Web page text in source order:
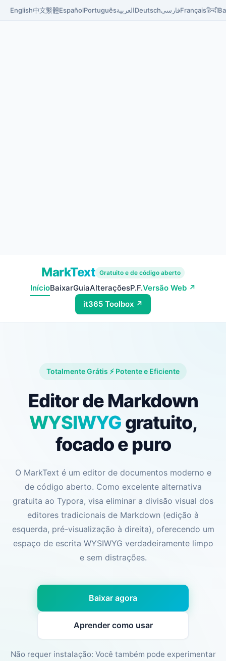
English中文繁體EspañolPortuguêsالعربيةDeutschفارسیFrançaisहिन्दी
MarkText Gratuito e de código aberto
InícioBaixarGuiaAlteraçõesP.F.Versão Web ↗
it365 Toolbox ↗
Totalmente Grátis ⚡ Potente e Eficiente
Editor de Markdown
WYSIWYG gratuito,
focado e puro
O MarkText é um editor de documentos moderno e
de código aberto. Como excelente alternativa
gratuita ao Typora, visa eliminar a divisão visual dos
editores tradicionais de Markdown (edição à
esquerda, pré-visualização à direita), oferecendo um
espaço de escrita WYSIWYG verdadeiramente limpo
e sem distrações.
Baixar agora
Aprender como usar
Não requer instalação: Você também pode experimentar